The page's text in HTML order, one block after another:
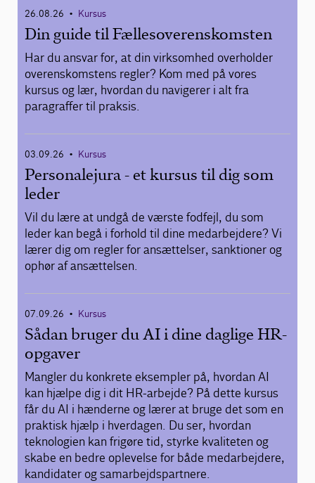
26.08.26 • Kursus
Din guide til Fællesoverenskomsten
Har du ansvar for, at din virksomhed overholder
overenskomstens regler? Kom med på vores
kursus og lær, hvordan du navigerer i alt fra
paragraffer til praksis.
03.09.26 • Kursus
Personalejura - et kursus til dig som
leder
Vil du lære at undgå de værste fodfejl, du som
leder kan begå i forhold til dine medarbejdere? Vi
lærer dig om regler for ansættelser, sanktioner og
ophør af ansættelsen.
07.09.26 • Kursus
Sådan bruger du AI i dine daglige HR-
opgaver
Mangler du konkrete eksempler på, hvordan AI
kan hjælpe dig i dit HR-arbejde? På dette kursus
får du AI i hænderne og lærer at bruge det som en
praktisk hjælp i hverdagen. Du ser, hvordan
teknologien kan frigøre tid, styrke kvaliteten og
skabe en bedre oplevelse for både medarbejdere,
kandidater og samarbejdspartnere.